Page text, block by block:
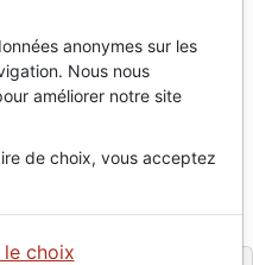
AU SEIN DE L'EGLISE
- GUIDE
DE L'ENFANCE
anonymes sur les
Nous nous
améliorer notre site
de choix, vous acceptez
le choix